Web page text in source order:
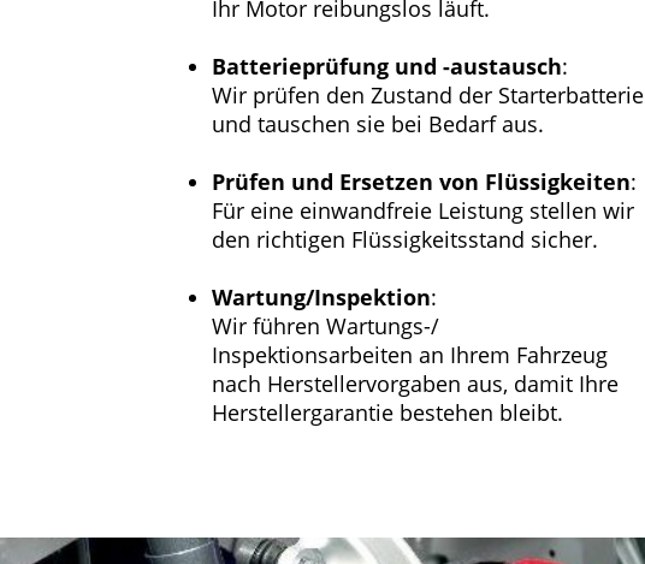
Ihr Motor reibungslos läuft.
Batterieprüfung und -austausch:
Wir prüfen den Zustand der Starterbatterie
und tauschen sie bei Bedarf aus.
Prüfen und Ersetzen von Flüssigkeiten:
Für eine einwandfreie Leistung stellen wir
den richtigen Flüssigkeitsstand sicher.
Wartung/Inspektion:
Wir führen Wartungs-/
Inspektionsarbeiten an Ihrem Fahrzeug
nach Herstellervorgaben aus, damit Ihre
Herstellergarantie bestehen bleibt.